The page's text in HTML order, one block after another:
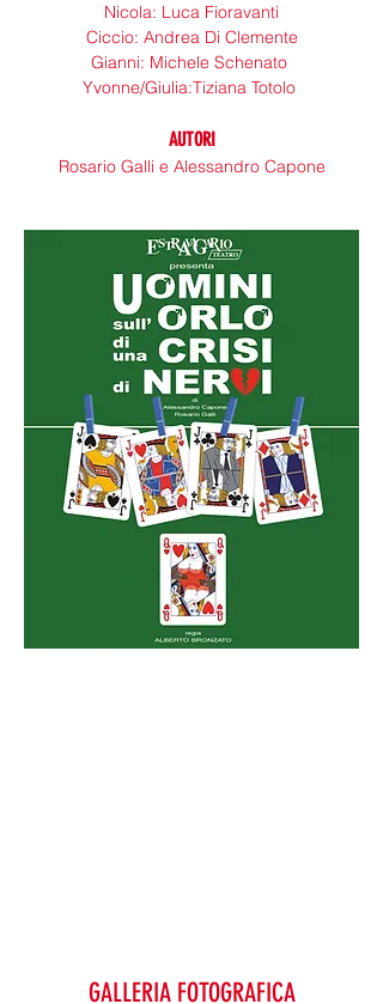
Nicola: Luca Fioravanti
Ciccio: Andrea Di Clemente
Gianni: Michele Schenato
Yvonne/Giulia:Tiziana Totolo
AUTORI
Rosario Galli e Alessandro Capone
GALLERIA FOTOGRAFICA